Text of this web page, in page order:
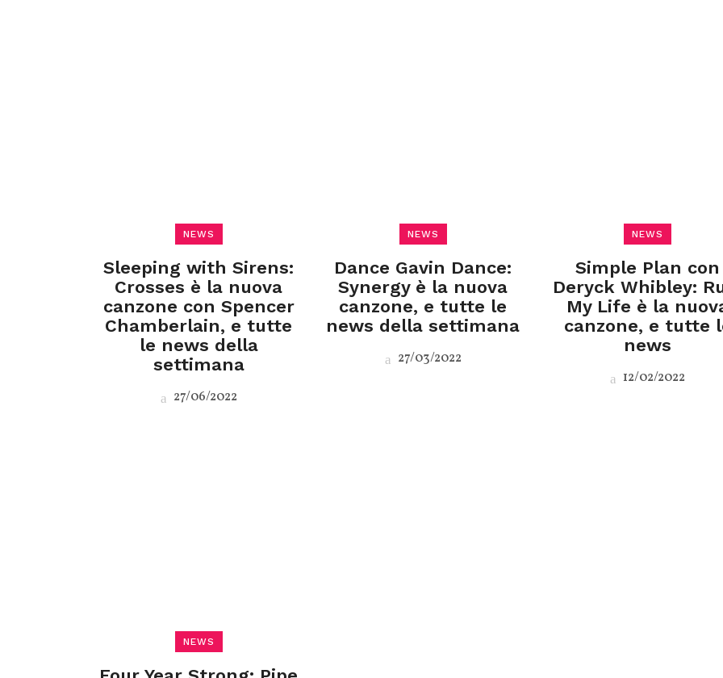
NEWS
Sleeping with Sirens:
Crosses è la nuova
canzone con Spencer
Chamberlain, e tutte
le news della
settimana
27/06/2022
NEWS
Dance Gavin Dance:
Synergy è la nuova
canzone, e tutte le
news della settimana
27/03/2022
NEWS
Simple Plan con
Deryck Whibley:
My Life è la
canzone, e tutte
news
12/02/2022
NEWS